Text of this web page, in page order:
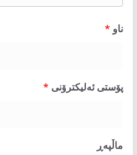
ناو *
پۆستی ئەلیکترۆنی *
ماڵپه‌ڕ